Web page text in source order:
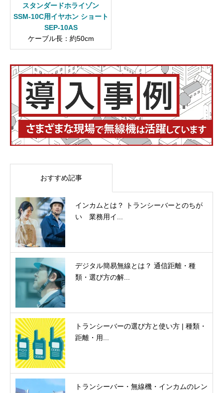
スタンダードホライゾン
SSM-10C用イヤホン ショート
SEP-10AS
ケーブル長：約50cm
おすすめ記事
インカムとは？ トランシーバーとのちが
い 業務用イ...
デジタル簡易無線とは？ 通信距離・種
類・選び方の解...
トランシーバーの選び方と使い方 | 種類・
距離・用...
トランシーバー・無線機・インカムのレン